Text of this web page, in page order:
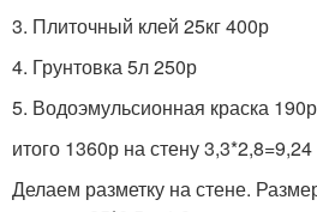
3. Плиточный клей 25кг 400р
4. Грунтовка 5л 250р
5. Водоэмульсионная краска 190р
итого 1360р на стену
Делаем разметку на стене.